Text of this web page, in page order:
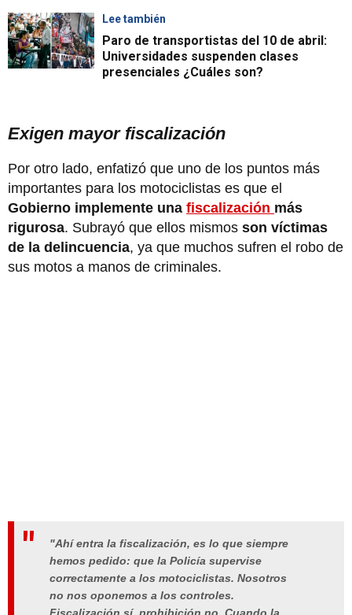
Lee también
Paro de transportistas del 10 de abril:
Universidades suspenden clases
presenciales ¿Cuáles son?
Exigen mayor fiscalización
Por otro lado, enfatizó que uno de los puntos más
importantes para los motociclistas es que el
Gobierno implemente una fiscalización más
rigurosa. Subrayó que ellos mismos son víctimas
de la delincuencia, ya que muchos sufren el robo de
sus motos a manos de criminales.
"Ahí entra la fiscalización, es lo que siempre
hemos pedido: que la Policía supervise
correctamente a los motociclistas. Nosotros
no nos oponemos a los controles.
Fiscalización sí, prohibición no . Cuando la